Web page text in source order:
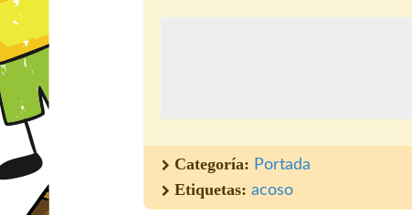
Categoría: Portada
Etiquetas: acoso